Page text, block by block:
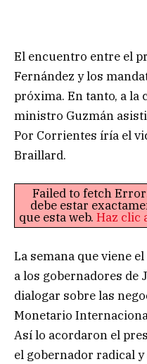
El encuentro entre el
Fernández y los
próxima. En tanto, a la
ministro Guzmán
Por Corrientes íría el
Braillard.
Failed to fetch
debe estar
que esta web. Haz clic
La semana que viene
a los gobernadores de
dialogar sobre las
Monetario
Así lo acordaron el
el gobernador radical